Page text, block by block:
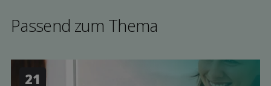
Passend zum Thema
21